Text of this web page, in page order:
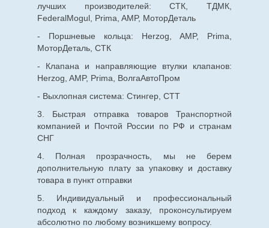
лучших производителей: СТК, ТДМК,
FederalMogul, Prima, AMP, МоторДеталь
- Поршневые кольца: Herzog, AMP, Prima,
МоторДеталь, СТК
- Клапана и направляющие втулки клапанов:
Herzog, AMP, Prima, ВолгаАвтоПром
- Выхлопная система: Стингер, СТТ
3. Быстрая отправка товаров Транспортной
компанией и Почтой России по РФ и странам
СНГ
4. Полная прозрачность, мы не берем
дополнительную плату за упаковку и доставку
товара в пункт отправки
5. Индивидуальный и профессиональный
подход к каждому заказу, проконсультируем
абсолютно по любому возникшему вопросу.